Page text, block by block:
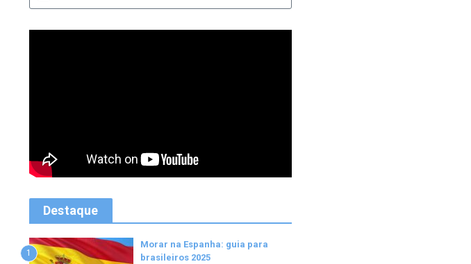
Destaque
1
Morar na Espanha: guia para
brasileiros 2025